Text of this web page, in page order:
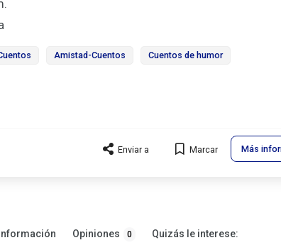
Amistad-Cuentos Cuentos de humor
Enviar a Marcar Más
Opiniones 0 Quizás le interese: